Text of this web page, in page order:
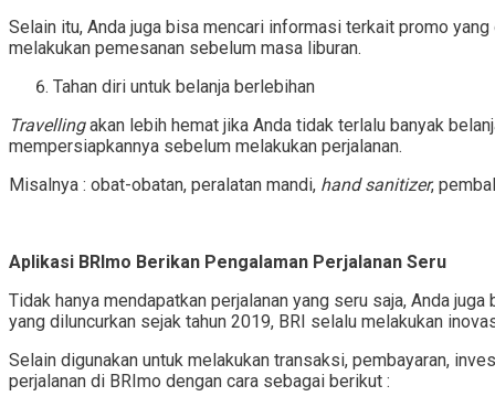
Selain itu, Anda juga bisa mencari informasi terkait promo
melakukan pemesanan sebelum masa liburan.
Tahan diri untuk belanja berlebihan
Travellingakan lebih hemat jika Anda tidak terlalu banyak
mempersiapkannya sebelum melakukan perjalanan.
Misalnya : obat-obatan, peralatan mandi, hand sanitizer,
Aplikasi BRImo Berikan Pengalaman Perjalanan Seru
Tidak hanya mendapatkan perjalanan yang seru saja, Anda
yang diluncurkan sejak tahun 2019, BRI selalu melakukan
Selain digunakan untuk melakukan transaksi, pembayaran,
perjalanan di BRImo dengan cara sebagai berikut :